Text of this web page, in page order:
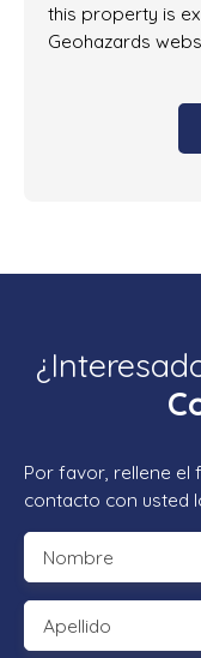
this property is
Geohazards
Por favor, rellene el
contacto con usted
Nombre
Apellido